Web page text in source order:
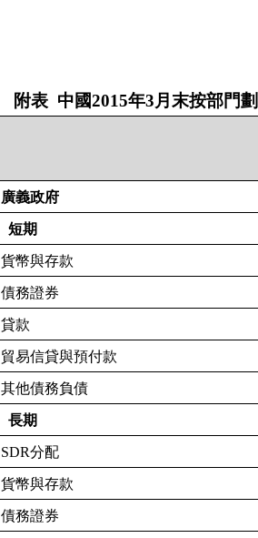
附表 中國2015年3月末按部門
廣義政府
短期
貨幣與存款
債務證券
貸款
貿易信貸與預付款
其他債務負債
長期
SDR分配
貨幣與存款
債務證券